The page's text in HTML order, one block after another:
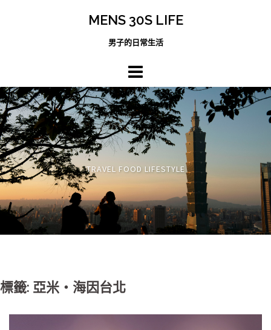
MENS 30S LIFE
男子的日常生活
TRAVEL FOOD LIFESTYLE
標籤: 亞米‧海因台北